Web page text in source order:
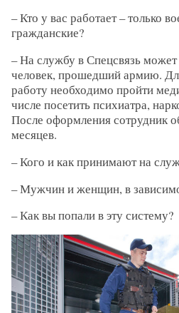
– Кто у вас работает – только
гражданские?
– На службу в Спецсвязь
человек, прошедший армию.
работу необходимо пройти
числе посетить психиатра,
После оформления сотрудник
месяцев.
– Кого и как принимают на
– Мужчин и женщин, в
– Как вы попали в эту систему?